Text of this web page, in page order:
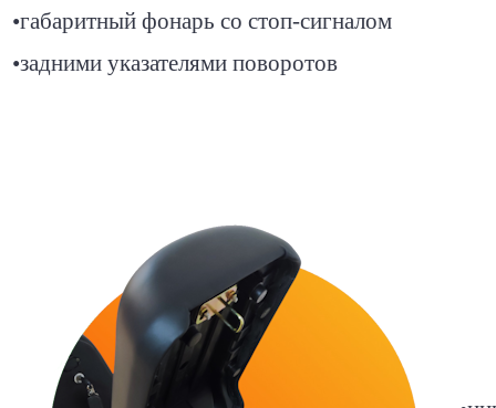
•габаритный фонарь со стоп-сигналом
•задними указателями поворотов